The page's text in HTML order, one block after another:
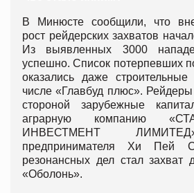
В Минюсте сообщили, что
рост рейдерских захватов
Из выявленных 3000
успешно. Список потерпевших
оказались даже
числе «Главбуд плюс».
стороной зарубежные
аграрную компанию
ИНВЕСТМЕНТ
предпринимателя Хи Пей
резонансных дел стал захват
«Оболонь».